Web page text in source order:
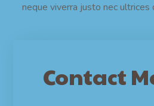
neque viverra justo nec ultrices
Contact